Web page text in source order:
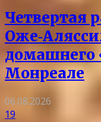
Четвертая
домашнего
Монреале
06.08.2026
19